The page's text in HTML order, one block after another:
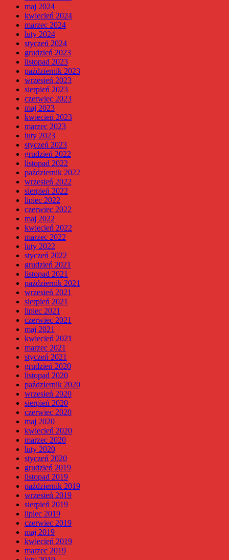
maj 2024
kwiecień 2024
marzec 2024
luty 2024
styczeń 2024
grudzień 2023
listopad 2023
październik 2023
wrzesień 2023
sierpień 2023
czerwiec 2023
maj 2023
kwiecień 2023
marzec 2023
luty 2023
styczeń 2023
grudzień 2022
listopad 2022
październik 2022
wrzesień 2022
sierpień 2022
lipiec 2022
czerwiec 2022
maj 2022
kwiecień 2022
marzec 2022
luty 2022
styczeń 2022
grudzień 2021
listopad 2021
październik 2021
wrzesień 2021
sierpień 2021
lipiec 2021
czerwiec 2021
maj 2021
kwiecień 2021
marzec 2021
styczeń 2021
grudzień 2020
listopad 2020
październik 2020
wrzesień 2020
sierpień 2020
czerwiec 2020
maj 2020
kwiecień 2020
marzec 2020
luty 2020
styczeń 2020
grudzień 2019
listopad 2019
październik 2019
wrzesień 2019
sierpień 2019
lipiec 2019
czerwiec 2019
maj 2019
kwiecień 2019
marzec 2019